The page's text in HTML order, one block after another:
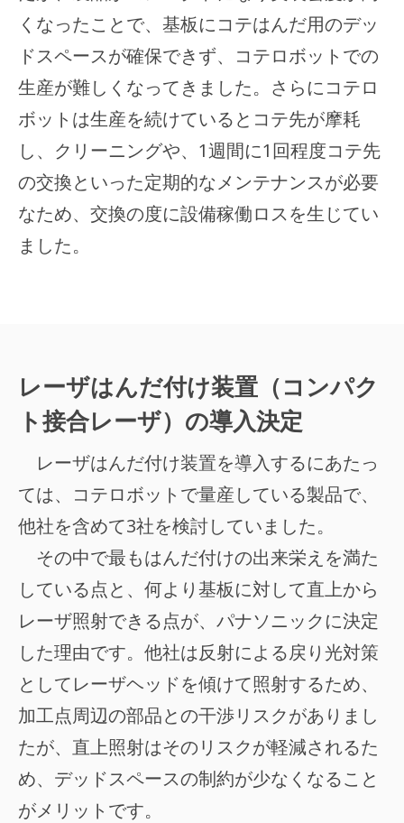
くなったことで、基板にコテはんだ用のデッ
ドスペースが確保できず、コテロボットでの
生産が難しくなってきました。さらにコテロ
ボットは生産を続けているとコテ先が摩耗
し、クリーニングや、1週間に1回程度コテ先
の交換といった定期的なメンテナンスが必要
なため、交換の度に設備稼働ロスを生じてい
ました。
レーザはんだ付け装置（コンパク
ト接合レーザ）の導入決定
レーザはんだ付け装置を導入するにあたっ
ては、コテロボットで量産している製品で、
他社を含めて3社を検討していました。
その中で最もはんだ付けの出来栄えを満た
している点と、何より基板に対して直上から
レーザ照射できる点が、パナソニックに決定
した理由です。他社は反射による戻り光対策
としてレーザヘッドを傾けて照射するため、
加工点周辺の部品との干渉リスクがありまし
たが、直上照射はそのリスクが軽減されるた
め、デッドスペースの制約が少なくなること
がメリットです。